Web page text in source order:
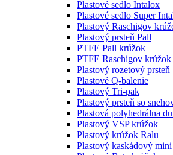
Plastové sedlo Intalox
Plastové sedlo Super
Plastový Raschigov
Plastový prsteň Pall
PTFE Pall krúžok
PTFE Raschigov krúžok
Plastový rozetový prsteň
Plastové Q-balenie
Plastový Tri-pak
Plastový prsteň so
Plastová polyhedrálna
Plastový VSP krúžok
Plastový krúžok Ralu
Plastový kaskádový mini